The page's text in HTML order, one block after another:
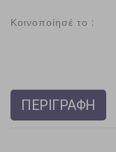
Κοινοποίησέ το :
ΠΕΡΙΓΡΑΦΗ